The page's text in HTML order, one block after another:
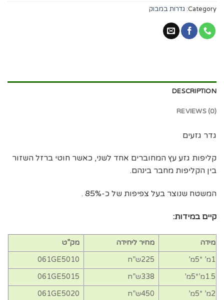
Category: גדרות במבוק
DESCRIPTION
REVIEWS (0)
גדר גזעים
קליפות גזע עץ המחוברים אחד לשני, כאשר חוטי ברזל השזור
בין הקליפות מחבר בינהם.
המשטח שנוצר בעל צפיפות של כ-85% .
קיים במידות:
מידה מחיר ליחידה
מק”ט
1מ’ *5מ’
225ש”ח
061GE5010
1.5מ’*5מ’
338ש”ח
061GE5015
2מ’ *5מ’
450ש”ח 061GE5020